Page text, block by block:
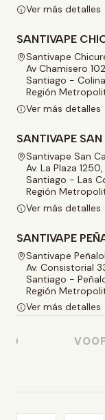
Ver más detalles
SANTIVAPE
Santivape
Av Chamisero
Santiago - Colina
Región
Ver más detalles
SANTIVAPE
Santivape San
Av. La Plaza
Santiago - Las
Región
Ver más detalles
SANTIVAPE
Santivape
Av. Consistorial
Santiago -
Región
Ver más detalles